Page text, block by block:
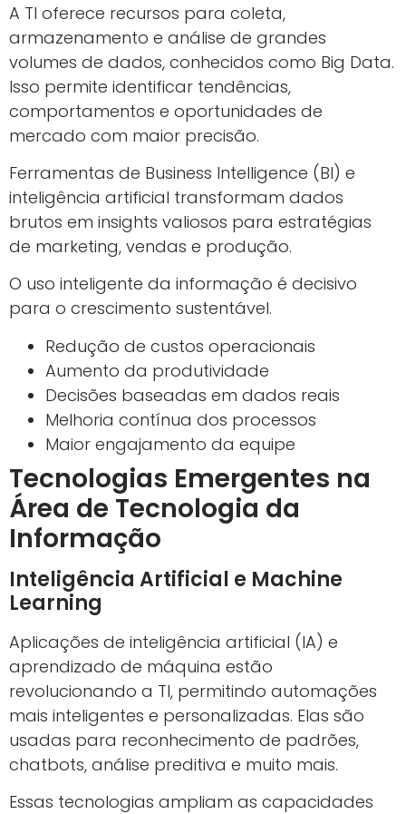
A TI oferece recursos para coleta,
armazenamento e análise de grandes
volumes de dados, conhecidos como Big Data.
Isso permite identificar tendências,
comportamentos e oportunidades de
mercado com maior precisão.
Ferramentas de Business Intelligence (BI) e
inteligência artificial transformam dados
brutos em insights valiosos para estratégias
de marketing, vendas e produção.
O uso inteligente da informação é decisivo
para o crescimento sustentável.
Redução de custos operacionais
Aumento da produtividade
Decisões baseadas em dados reais
Melhoria contínua dos processos
Maior engajamento da equipe
Tecnologias Emergentes na
Área de Tecnologia da
Informação
Inteligência Artificial e Machine
Learning
Aplicações de inteligência artificial (IA) e
aprendizado de máquina estão
revolucionando a TI, permitindo automações
mais inteligentes e personalizadas. Elas são
usadas para reconhecimento de padrões,
chatbots, análise preditiva e muito mais.
Essas tecnologias ampliam as capacidades